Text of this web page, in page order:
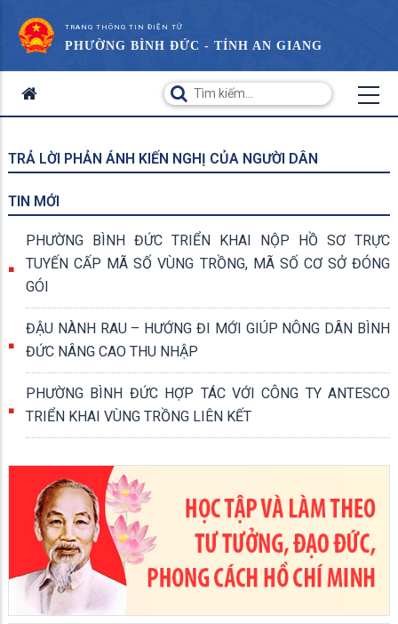
TRANG THÔNG TIN ĐIỆN TỬ
PHƯỜNG BÌNH ĐỨC - TỈNH AN GIANG
TRẢ LỜI PHẢN ÁNH KIẾN NGHỊ CỦA NGƯỜI DÂN
TIN MỚI
PHƯỜNG BÌNH ĐỨC TRIỂN KHAI NỘP HỒ SƠ TRỰC
TUYẾN CẤP MÃ SỐ VÙNG TRỒNG, MÃ SỐ CƠ SỞ ĐÓNG
GÓI
ĐẬU NÀNH RAU – HƯỚNG ĐI MỚI GIÚP NÔNG DÂN BÌNH
ĐỨC NÂNG CAO THU NHẬP
PHƯỜNG BÌNH ĐỨC HỢP TÁC VỚI CÔNG TY ANTESCO
TRIỂN KHAI VÙNG TRỒNG LIÊN KẾT